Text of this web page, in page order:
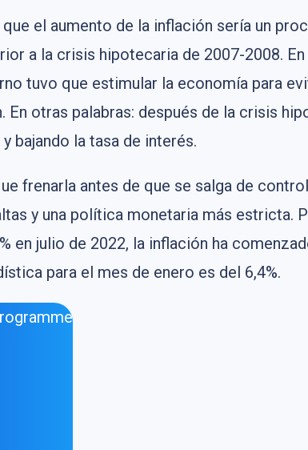
el aumento de la inflación sería un
a la crisis hipotecaria de 2007-2008. En
tuvo que estimular la economía para
otras palabras: después de la crisis
bajando la tasa de interés.
frenarla antes de que se salga de
y una política monetaria más estricta.
en julio de 2022, la inflación ha
para el mes de enero es del 6,4%.